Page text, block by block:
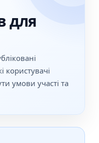
для
користувачі
умови участі та